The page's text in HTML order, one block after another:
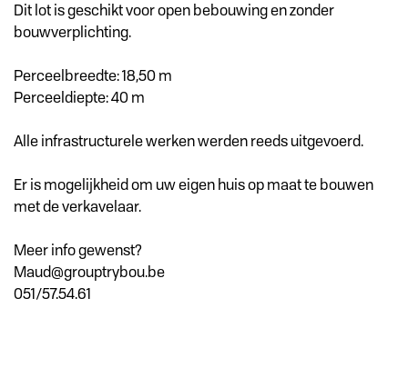
Dit lot is geschikt voor open bebouwing en zonder
bouwverplichting.
Perceelbreedte: 18,50 m
Perceeldiepte: 40 m
Alle infrastructurele werken werden reeds uitgevoerd.
Er is mogelijkheid om uw eigen huis op maat te bouwen
met de verkavelaar.
Meer info gewenst?
Maud@grouptrybou.be
051/57.54.61